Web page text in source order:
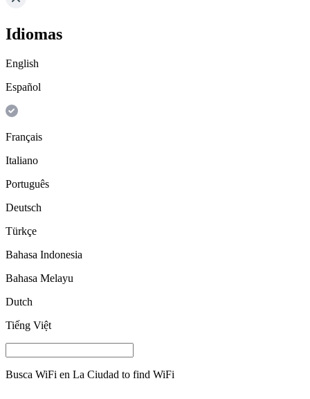
Idiomas
English
Español
Français
Italiano
Português
Deutsch
Türkçe
Bahasa Indonesia
Bahasa Melayu
Dutch
Tiếng Việt
Busca WiFi en La Ciudad to find WiFi